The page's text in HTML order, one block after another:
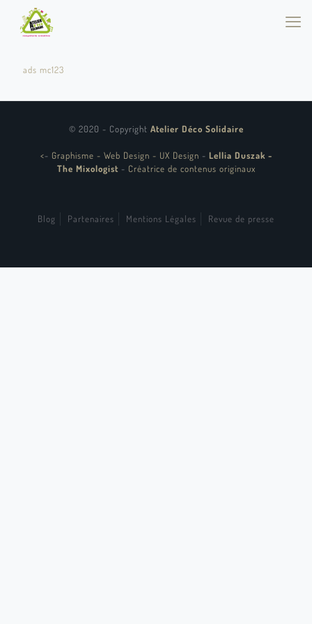
ads mc123
© 2020 - Copyright Atelier Déco Solidaire
<- Graphisme - Web Design - UX Design - Lellia Duszak -
The Mixologist - Créatrice de contenus originaux
Blog Partenaires Mentions Légales Revue de presse